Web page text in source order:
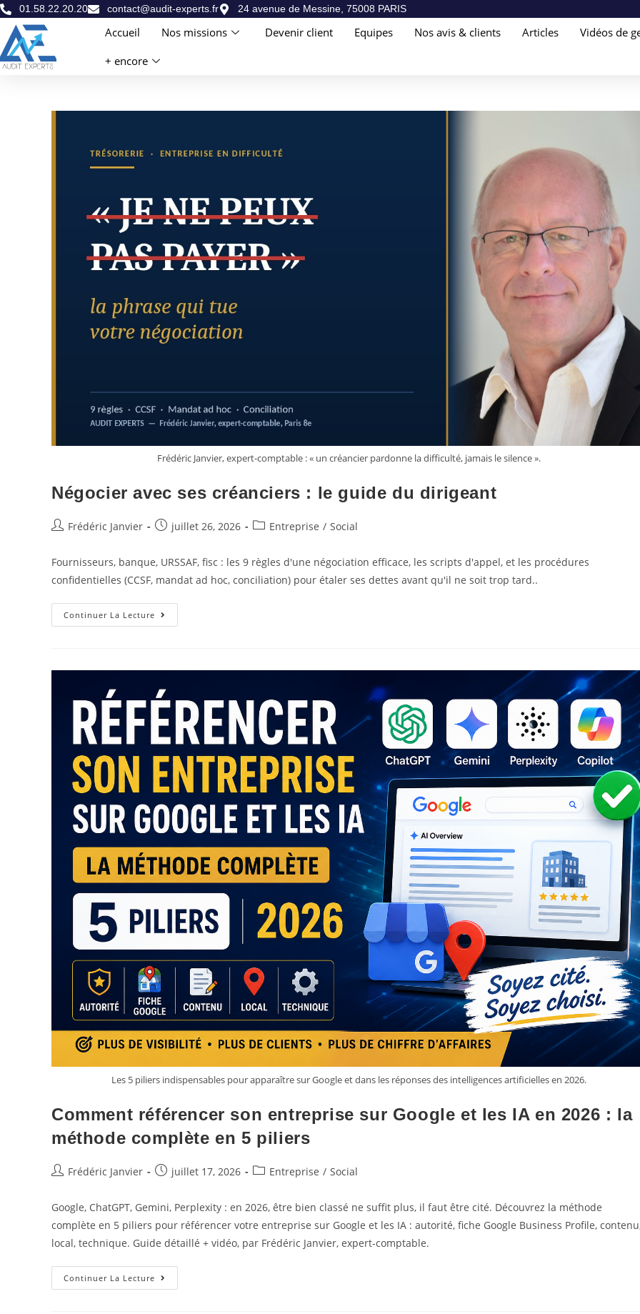
01.58.22.20.20 contact@audit-experts.fr 24 avenue de Messine, 75008 PARIS
Accueil Nos missions Devenir client Equipes Nos avis & clients Articles
Vidéos de
+ encore
Frédéric Janvier, expert-comptable : « un créancier pardonne la difficulté, jamais le silence ».
Négocier avec ses créanciers : le guide du dirigeant
Frédéric Janvier juillet 26, 2026 Entreprise / Social
Fournisseurs, banque, URSSAF, fisc : les 9 règles d'une négociation efficace, les scripts d'appel, et les procédures
confidentielles (CCSF, mandat ad hoc, conciliation) pour étaler ses dettes avant qu'il ne soit trop tard..
Continuer La Lecture
Les 5 piliers indispensables pour apparaître sur Google et dans les réponses des intelligences artificielles en 2026.
Comment référencer son entreprise sur Google et les IA en 2026 : la
méthode complète en 5 piliers
Frédéric Janvier juillet 17, 2026 Entreprise / Social
Google, ChatGPT, Gemini, Perplexity : en 2026, être bien classé ne suffit plus, il faut être cité. Découvrez la méthode
complète en 5 piliers pour référencer votre entreprise sur Google et les IA : autorité, fiche Google Business Profile,
local, technique. Guide détaillé + vidéo, par Frédéric Janvier, expert-comptable.
Continuer La Lecture